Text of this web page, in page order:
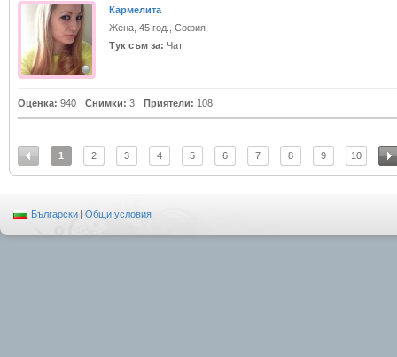
Кармелита
Жена, 45 год., София
Тук съм за: Чат
Оценка: 940 Снимки: 3 Приятели: 108
1 2 3 4 5 6 7 8 9 10
Български | Общи условия